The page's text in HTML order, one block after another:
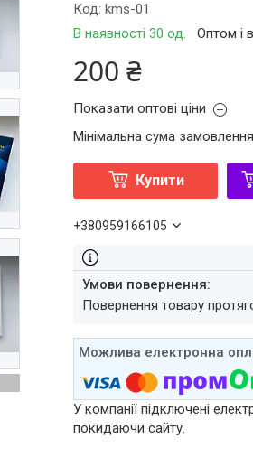
В наявності 30 од. Оптом і
Код:kms-01
200 ₴
Показати оптові ціни
Мінімальна сума
Купити
+380959166105
повернення товару
У компанії підключені
покидаючи сайту.